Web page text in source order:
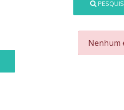
Nenhum